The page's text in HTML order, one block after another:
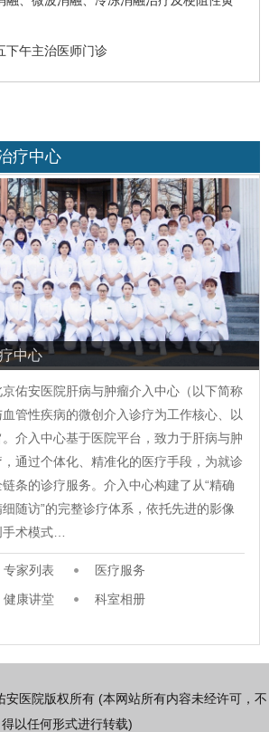
下午主治医师门诊
疗中心
中心
佑安医院肝病与肿瘤介入中心（以下简称
管性疾病的微创介入诊疗为工作核心、以
介入中心基于医院平台，致力于肝病与肿
通过个体化、精准化的医疗手段，为就诊
条的诊疗服务。介入中心构建了从“精确
随访”的完整诊疗体系，依托先进的影像
术模式…
专家列表
医疗服务
健康讲堂
科室相册
安医院版权所有 (本网站所有内容未经许可，不
得以任何形式进行转载)